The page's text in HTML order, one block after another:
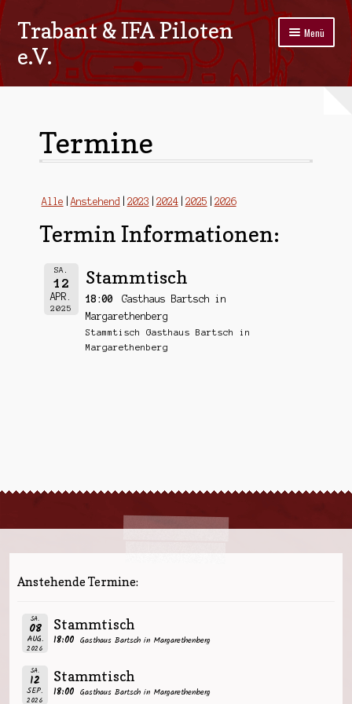
Zur
Navigation
springen
Zum
springen
Trabant & IFA Piloten
e.V.
Menü
Home
Galerie
Stammtisch
Kontakt
Impressum/Datenschutz
Termine
Alle Anstehend 2023 2024 2025 2026
Termin Informationen:
SA.
12
APR.
2025
Stammtisch
18:00
Gasthaus Bartsch in
Margarethenberg
Stammtisch Gasthaus Bartsch in
Margarethenberg
Anstehende Termine:
SA.
08
AUG.
2026
Stammtisch
18:00 Gasthaus Bartsch in Margarethenberg
SA.
12
SEP.
2026
Stammtisch
18:00 Gasthaus Bartsch in Margarethenberg